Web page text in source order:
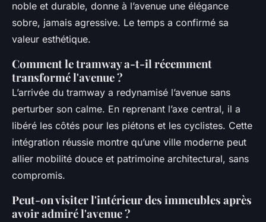
noble et durable, donne à l’avenue une élégance
sobre, jamais agressive. Le temps a confirmé sa
valeur esthétique.
Comment le tramway a-t-il récemment
transformé l'avenue ?
L’arrivée du tramway a redynamisé l’avenue sans
perturber son calme. En reprenant l’axe central, il a
libéré les côtés pour les piétons et les cyclistes. Cette
intégration réussie montre qu’une ville moderne peut
allier mobilité douce et patrimoine architectural, sans
compromis.
Peut-on visiter l'intérieur des immeubles après
avoir admiré l'avenue ?